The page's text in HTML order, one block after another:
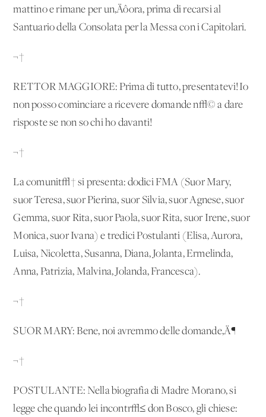
mattino e rimane per un‚Äôora, prima di recarsi al
Santuario della Consolata per la Messa con i Capitolari.
¬†
RETTOR MAGGIORE: Prima di tutto, presentatevi!Io
non posso cominciare a ricevere domande n√© a dare
risposte se non so chi ho davanti!
¬†
La comunit√† si presenta: dodici FMA (Suor Mary,
suor Teresa, suor Pierina, suor Silvia, suor Agnese, suor
Gemma, suor Rita, suor Paola, suor Rita, suor Irene, suor
Monica, suor Ivana) e tredici Postulanti (Elisa, Aurora,
Luisa, Nicoletta, Susanna, Diana, Jolanta, Ermelinda,
Anna, Patrizia, Malvina, Jolanda, Francesca).
¬†
SUOR MARY: Bene, noi avremmo delle domande‚Ä¶
¬†
POSTULANTE: Nella biografia di Madre Morano, si
legge che quando lei incontr√≤ don Bosco, gli chiese: